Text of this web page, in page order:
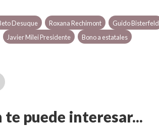
Desuque Roxana Rechimont Guido Bisterfeld
Javier Milei Presidente Bono a estatales
te puede interesar...